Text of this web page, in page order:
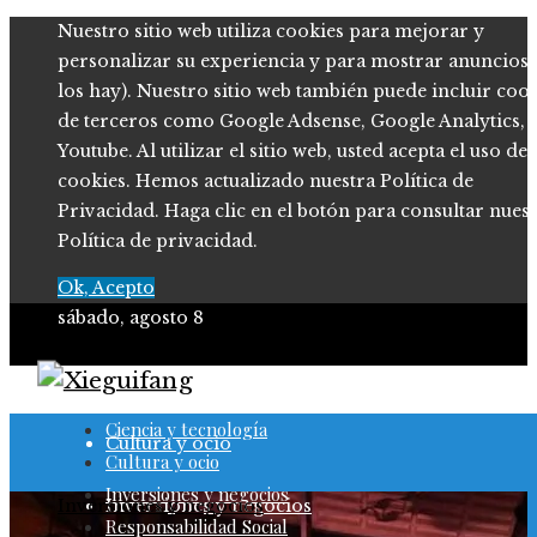
Nuestro sitio web utiliza cookies para mejorar y
personalizar su experiencia y para mostrar anuncios
los hay). Nuestro sitio web también puede incluir
de terceros como Google Adsense, Google Analytics,
Youtube. Al utilizar el sitio web, usted acepta el uso de
cookies. Hemos actualizado nuestra Política de
Privacidad. Haga clic en el botón para consultar
Política de privacidad.
Ok, Acepto
sábado, agosto 8
Ciencia y tecnología
Cultura y ocio
Inversiones y negocios
Ciencia y tecnología
Cultura y ocio
Inversiones y negocios
Responsabilidad Social
Inversiones y negocios